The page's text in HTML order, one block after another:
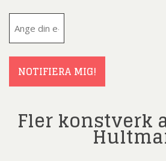
NOTIFIERA MIG!
Fler konstverk